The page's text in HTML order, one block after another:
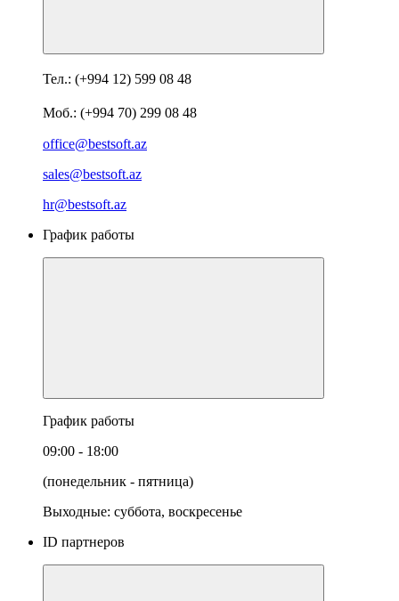
Тел.: (+994 12) 599 08 48
Моб.: (+994 70) 299 08 48
office@bestsoft.az
sales@bestsoft.az
hr@bestsoft.az
График работы
График работы
09:00 - 18:00
(понедельник - пятница)
Выходные: суббота, воскресенье
ID партнеров